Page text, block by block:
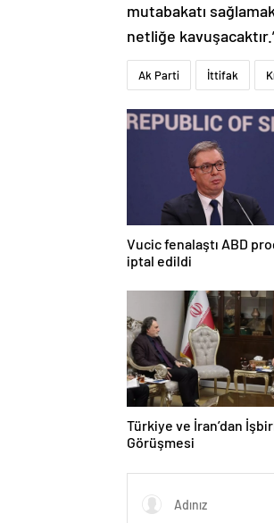
mutabakatı
netliğe
Ak Parti İttifak
Vucic fenalaştı ABD
iptal edildi
Türkiye ve İran’dan
Görüşmesi